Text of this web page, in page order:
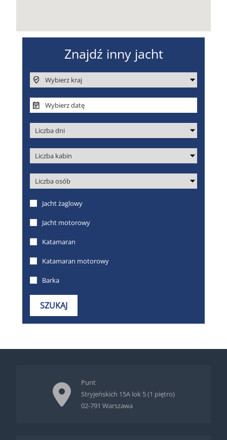
Punt
Stryjeńskich 15A lok 5 (1 piętro)
02-791 Warszawa